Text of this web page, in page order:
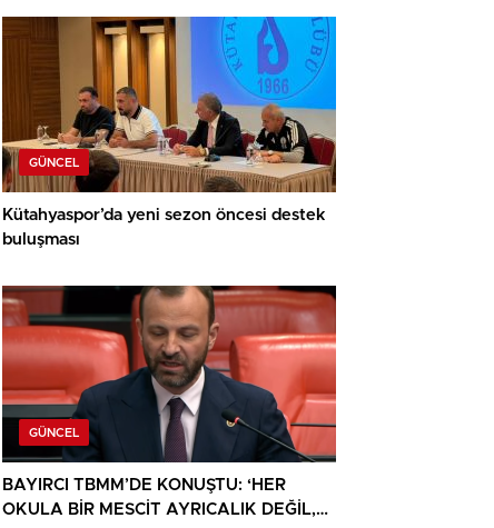
GÜNCEL
Kütahyaspor’da yeni sezon öncesi destek
buluşması
GÜNCEL
BAYIRCI TBMM’DE KONUŞTU: ‘HER
OKULA BİR MESCİT AYRICALIK DEĞİL,